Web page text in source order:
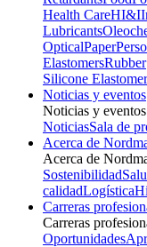
Health CareHI&I
Lubricants
OpticalPaper
ElastomersRubber
Silicone
Noticias y eventos
Noticias y eventos
NoticiasSala de
Acerca de
Acerca de
Sostenibilidad
calidadLogística
Carreras
Carreras
Oportunidades